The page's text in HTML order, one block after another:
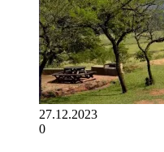
27.12.2023
0